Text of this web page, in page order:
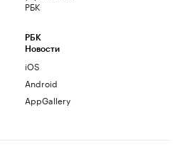
РБК
РБК
Новости
iOS
Android
AppGallery